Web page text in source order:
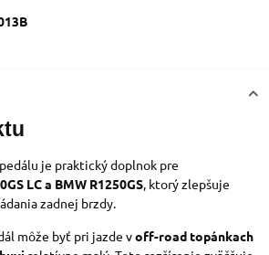
je praktický doplnok pre
LC a BMW R1250GS, ktorý zlepšuje
zadnej brzdy.
môže byť pri jazde voff-road topánkach